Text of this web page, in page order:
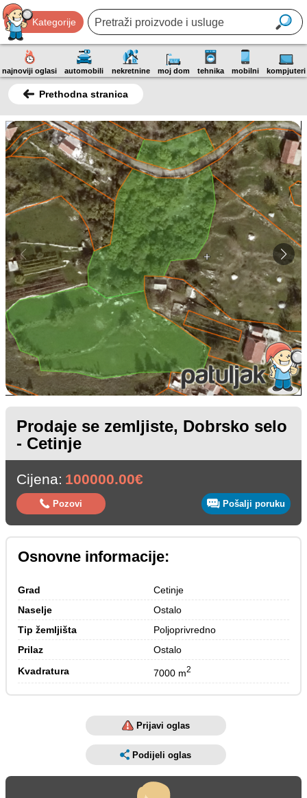
Kategorije
najnoviji oglasi automobili nekretnine moj dom tehnika mobilni kompjuteri
Prethodna stranica
Prodaje se zemljiste, Dobrsko selo
- Cetinje
Cijena: 100000.00€
Pozovi Pošalji poruku
Osnovne informacije:
Grad
Cetinje
Naselje
Ostalo
Tip žemljišta
Poljoprivredno
Prilaz
Ostalo
Kvadratura
7000 m2
Prijavi oglas
Podijeli oglas